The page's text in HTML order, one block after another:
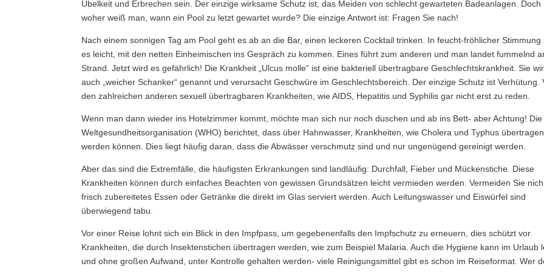
Übelkeit und Erbrechen sein. Der einzige wirksame Schutz ist, das Meiden von schlecht gewarteten Badeanlagen. Doch
woher weiß man, wann ein Pool zu letzt gewartet wurde? Die einzige Antwort ist: Fragen Sie nach!
Nach einem sonnigen Tag am Pool geht es ab an die Bar, einen leckeren Cocktail trinken. In feucht-fröhlicher Stimmung
es leicht, mit den netten Einheimischen ins Gespräch zu kommen. Eines führt zum anderen und man landet fummelnd
Strand. Jetzt wird es gefährlich! Die Krankheit „Ulcus molle“ ist eine bakteriell übertragbare Geschlechtskrankheit. Sie
auch „weicher Schanker“ genannt und verursacht Geschwüre im Geschlechtsbereich. Der einzige Schutz ist Verhütung.
den zahlreichen anderen sexuell übertragbaren Krankheiten, wie AIDS, Hepatitis und Syphilis gar nicht erst zu reden.
Wenn man dann wieder ins Hotelzimmer kommt, möchte man sich nur noch duschen und ab ins Bett- aber Achtung! Die
Weltgesundheitsorganisation (WHO) berichtet, dass über Hahnwasser, Krankheiten, wie Cholera und Typhus übertragen
werden können. Dies liegt häufig daran, dass die Abwässer verschmutz sind und nur ungenügend gereinigt werden.
Aber das sind die Extremfälle, die häufigsten Erkrankungen sind landläufig: Durchfall, Fieber und Mückenstiche. Diese
Krankheiten können durch einfaches Beachten von gewissen Grundsätzen leicht vermieden werden. Vermeiden Sie
frisch zubereitetes Essen oder Getränke die direkt im Glas serviert werden. Auch Leitungswasser und Eiswürfel sind
überwiegend tabu.
Vor einer Reise lohnt sich ein Blick in den Impfpass, um gegebenenfalls den Impfschutz zu erneuern, dies schützt vor
Krankheiten, die durch Insektenstichen übertragen werden, wie zum Beispiel Malaria. Auch die Hygiene kann im Urlaub
und ohne großen Aufwand, unter Kontrolle gehalten werden- viele Reinigungsmittel gibt es schon im Reiseformat. Wer